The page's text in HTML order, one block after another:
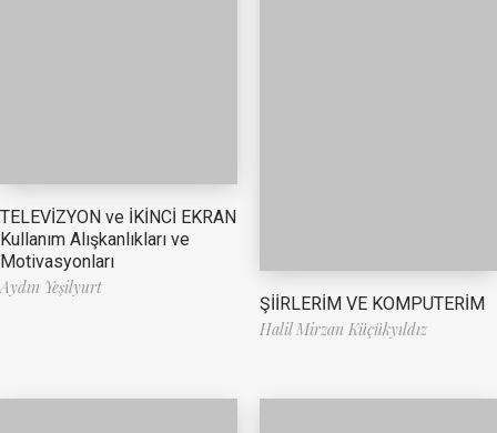
TELEVİZYON ve İKİNCİ EKRAN
Kullanım Alışkanlıkları ve
Motivasyonları
Aydın Yeşilyurt
ŞİİRLERİM VE KOMPUTERİM
Halil Mirzan Küçükyıldız